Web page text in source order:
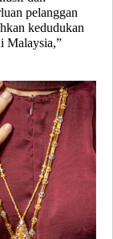
pelanggan
kedudukan
Malaysia,”